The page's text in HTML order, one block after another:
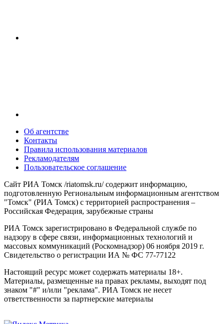
Об агентстве
Контакты
Правила использования материалов
Рекламодателям
Пользовательское соглашение
Сайт РИА Томск /riatomsk.ru/ содержит информацию,
подготовленную Региональным информационным агентством
"Томск" (РИА Томск) с территорией распространения –
Российская Федерация, зарубежные страны
РИА Томск зарегистрировано в Федеральной службе по
надзору в сфере связи, информационных технологий и
массовых коммуникаций (Роскомнадзор) 06 ноября 2019 г.
Свидетельство о регистрации ИА № ФС 77-77122
Настоящий ресурс может содержать материалы 18+.
Материалы, размещенные на правах рекламы, выходят под
знаком "#" и/или "реклама". РИА Томск не несет
ответственности за партнерские материалы